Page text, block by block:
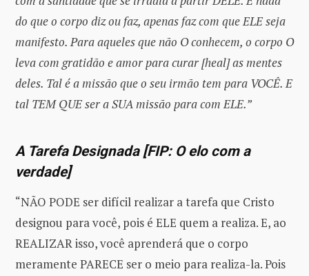
do que o corpo diz ou faz, apenas faz com que ELE seja
manifesto. Para aqueles que não O conhecem, o corpo O
leva com gratidão e amor para curar [heal] as mentes
deles. Tal é a missão que o seu irmão tem para VOCÊ. E
tal TEM QUE ser a SUA missão para com ELE.”
A Tarefa Designada [FIP: O elo com a
verdade]
“NÃO PODE ser difícil realizar a tarefa que Cristo
designou para você, pois é ELE quem a realiza. E, ao
REALIZAR isso, você aprenderá que o corpo
meramente PARECE ser o meio para realiza-la. Pois